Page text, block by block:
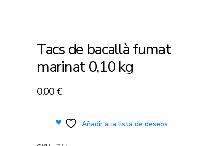
Tacs de bacallà fumat
marinat 0,10 kg
0,00€
Añadir a la lista de deseos